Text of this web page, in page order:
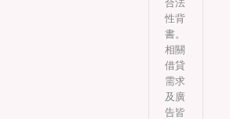
合法
性背
書。
相關
借貸
需求
及廣
告皆